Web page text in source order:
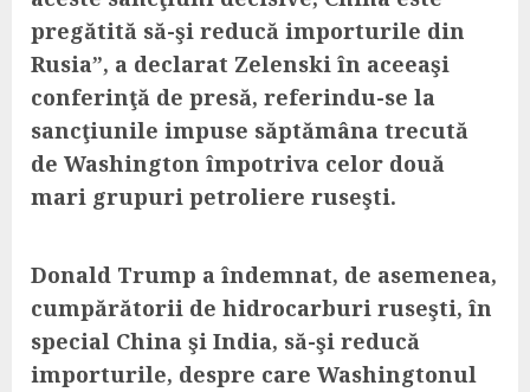
pregătită să-şi reducă importurile din
Rusia”, a declarat Zelenski în aceeaşi
conferinţă de presă, referindu-se la
sancţiunile impuse săptămâna trecută
de Washington împotriva celor două
mari grupuri petroliere ruseşti.
Donald Trump a îndemnat, de asemenea,
cumpărătorii de hidrocarburi ruseşti, în
special China şi India, să-şi reducă
importurile, despre care Washingtonul